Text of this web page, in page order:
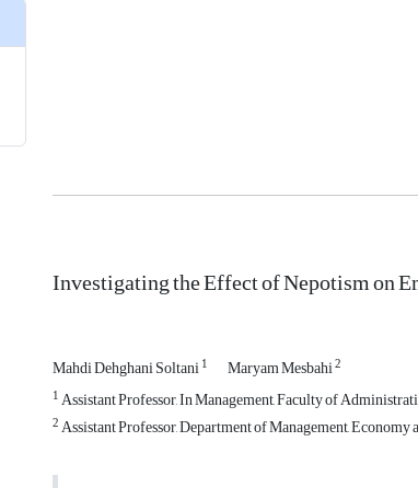
Investigating the Effect of Nepotism on
Mahdi Dehghani Soltani1 Maryam Mesbahi2
1Assistant Professor, In Management, Faculty of
2Assistant Professor, Department of Management,